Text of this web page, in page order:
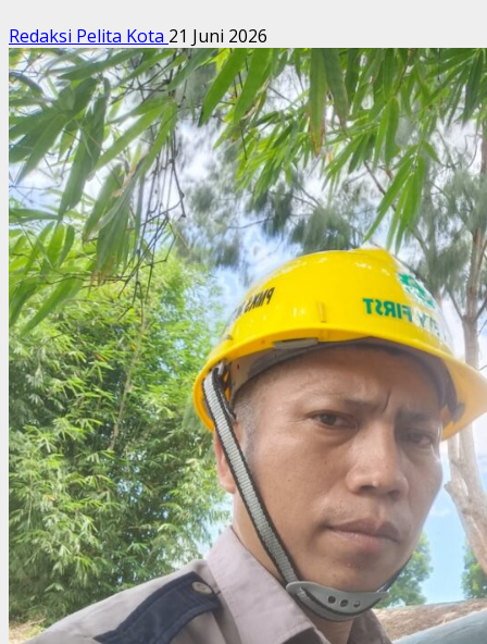
Redaksi Pelita Kota 21 Juni 2026